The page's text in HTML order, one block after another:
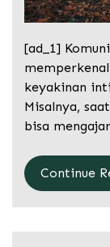
[ad_1]
keyakinan
Misalnya,
bisa
Continue